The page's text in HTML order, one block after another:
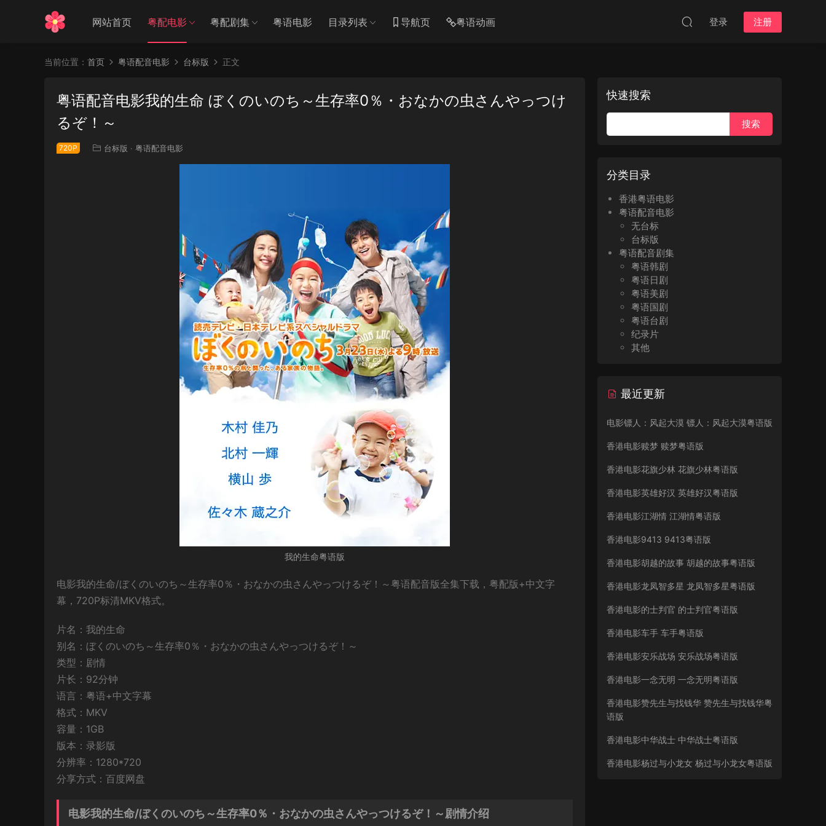
网站首页 粤配电影 粤配剧集 粤语电影 目录列表 导航页 粤语动画 登录 注册
当前位置： 首页 粤语配音电影 台标版 正文
粤语配音电影我的生命 ぼくのいのち～生存率0％・おなかの虫さんやっつけ
るぞ！～
720P 台标版 · 粤语配音电影
我的生命粤语版
电影我的生命/ぼくのいのち～生存率0％・おなかの虫さんやっつけるぞ！～粤语配音版全集下载，粤配版+中文字
幕，720P标清MKV格式。
片名：我的生命
别名：ぼくのいのち～生存率0％・おなかの虫さんやっつけるぞ！～
类型：剧情
片长：92分钟
语言：粤语+中文字幕
格式：MKV
容量：1GB
版本：录影版
分辨率：1280*720
分享方式：百度网盘
电影我的生命/ぼくのいのち～生存率0％・おなかの虫さんやっつけるぞ！～剧情介绍
快速搜索
分类目录
香港粤语电影
粤语配音电影
无台标
台标版
粤语配音剧集
粤语韩剧
粤语日剧
粤语美剧
粤语国剧
粤语台剧
纪录片
其他
最近更新
电影镖人：风起大漠 镖人：风起大漠粤语版
香港电影赎梦 赎梦粤语版
香港电影花旗少林 花旗少林粤语版
香港电影英雄好汉 英雄好汉粤语版
香港电影江湖情 江湖情粤语版
香港电影9413 9413粤语版
香港电影胡越的故事 胡越的故事粤语版
香港电影龙凤智多星 龙凤智多星粤语版
香港电影的士判官 的士判官粤语版
香港电影车手 车手粤语版
香港电影安乐战场 安乐战场粤语版
香港电影一念无明 一念无明粤语版
香港电影赞先生与找钱华 赞先生与找钱华粤
语版
香港电影中华战士 中华战士粤语版
香港电影杨过与小龙女 杨过与小龙女粤语版